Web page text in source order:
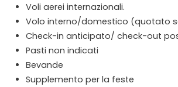
Voli aerei internazionali.
Volo interno/domestico (quotato
Check-in anticipato/ check-out
Pasti non indicati
Bevande
Supplemento per la feste